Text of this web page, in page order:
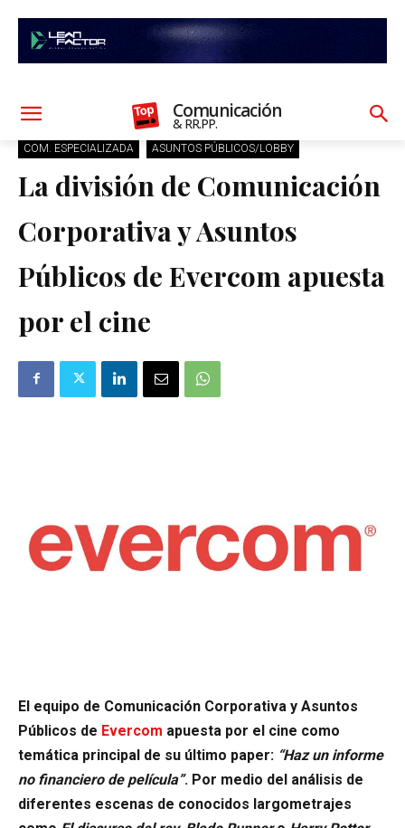
Comunicación
& RR.PP.
COM. ESPECIALIZADA ASUNTOS PÚBLICOS/LOBBY
La división de Comunicación
Corporativa y Asuntos
Públicos de Evercom apuesta
por el cine
El equipo de Comunicación Corporativa y Asuntos
Públicos de Evercom apuesta por el cine como
temática principal de su último paper: “Haz un informe
no financiero de película”. Por medio del análisis de
diferentes escenas de conocidos largometrajes